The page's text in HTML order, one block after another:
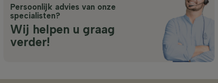
Persoonlijk advies van onze
specialisten?
Wij helpen u graag
verder!